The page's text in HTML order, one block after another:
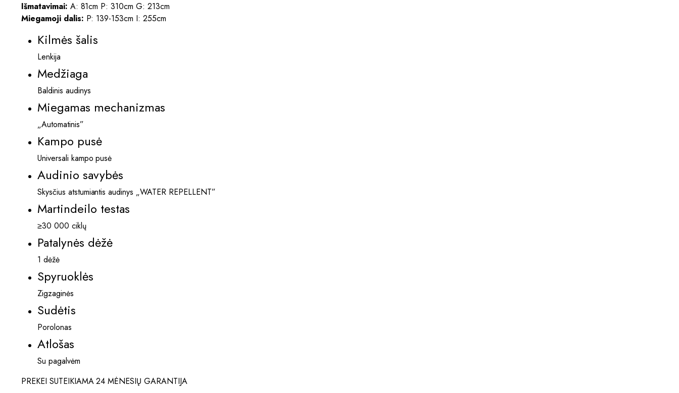
Išmatavimai: A: 81cm P: 310cm G: 213cm
Miegamoji dalis: P: 139-153cm I: 255cm
Kilmės šalis
Lenkija
Medžiaga
Baldinis audinys
Miegamas mechanizmas
„Automatinis”
Kampo pusė
Universali kampo pusė
Audinio savybės
Skysčius atstumiantis audinys „WATER REPELLENT”
Martindeilo testas
≥30 000 ciklų
Patalynės dėžė
1 dėžė
Spyruoklės
Zigzaginės
Sudėtis
Porolonas
Atlošas
Su pagalvėm
PREKEI SUTEIKIAMA 24 MĖNESIŲ GARANTIJA